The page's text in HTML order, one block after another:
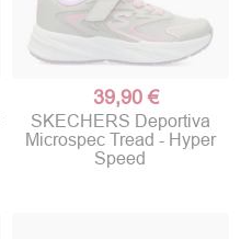
39,90 €
SKECHERS Deportiva
Microspec Tread - Hyper
Speed